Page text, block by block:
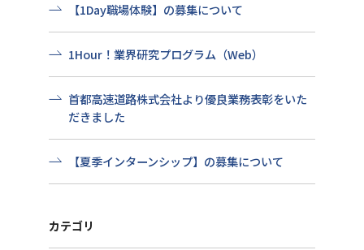
【1Day職場体験】の募集について
1Hour！業界研究プログラム（Web）
首都高速道路株式会社より優良業務表彰をいた
だきました
【夏季インターンシップ】の募集について
カテゴリ